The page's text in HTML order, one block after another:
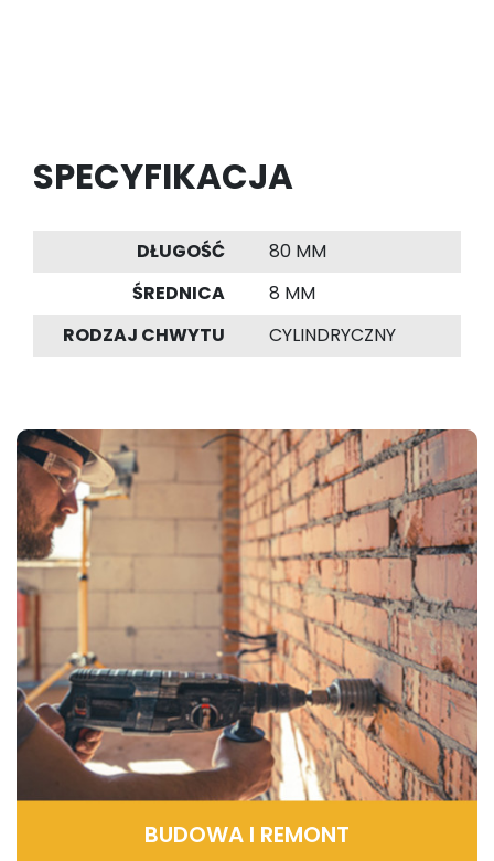
SPECYFIKACJA
DŁUGOŚĆ
80 MM
ŚREDNICA
8 MM
RODZAJ CHWYTU
CYLINDRYCZNY
BUDOWA I REMONT